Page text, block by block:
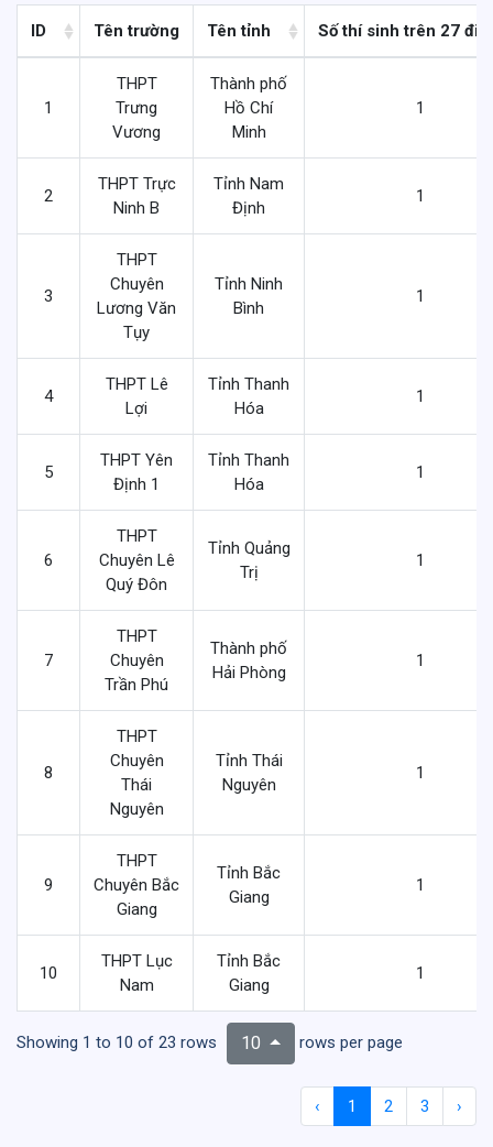
ID Tên trường Tên tỉnh Số thí sinh trên 27
1
THPT
Trưng
Vương
Thành phố
Hồ Chí
Minh
1
2
THPT Trực
Ninh B
Tỉnh Nam
Định
1
3
THPT
Chuyên
Lương Văn
Tụy
Tỉnh Ninh
Bình
1
4
THPT Lê
Lợi
Tỉnh Thanh
Hóa
1
5
THPT Yên
Định 1
Tỉnh Thanh
Hóa
1
6
THPT
Chuyên Lê
Quý Đôn
Tỉnh Quảng
Trị
1
7
THPT
Chuyên
Trần Phú
Thành phố
Hải Phòng
1
8
THPT
Chuyên
Thái
Nguyên
Tỉnh Thái
Nguyên
1
9
THPT
Chuyên Bắc
Giang
Tỉnh Bắc
Giang
1
10
THPT Lục
Nam
Tỉnh Bắc
Giang
1
Showing 1 to 10 of 23 rows 10 rows per page
‹ 1 2 3 ›